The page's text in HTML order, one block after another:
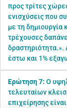
προς τρίτες
ενισχύσεις που
με τη δημιουργία
τρέχουσες
δραστηριότητα.».
έστω και 1%
Ερώτηση 7: Ο
τελευταίων
επιχείρησης